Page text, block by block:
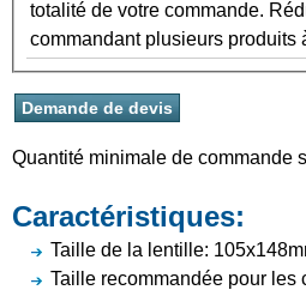
totalité de votre commande.
commandant plusieurs produits
Quantité minimale de commande
Caractéristiques:
Taille de la lentille:
Taille recommandée pour les